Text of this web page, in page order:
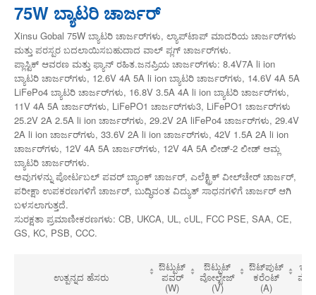
75W ಬ್ಯಾಟರಿ ಚಾರ್ಜರ್
Xinsu Gobal 75W ಬ್ಯಾಟರಿ ಚಾರ್ಜರ್‌ಗಳು, ಲ್ಯಾಪ್‌ಟಾಪ್ ಮಾದರಿಯ ಚಾರ್ಜರ್‌ಗಳು
ಮತ್ತು ಪರಸ್ಪರ ಬದಲಾಯಿಸಬಹುದಾದ ವಾಲ್ ಪ್ಲಗ್ ಚಾರ್ಜರ್‌ಗಳು.
ಪ್ಲಾಸ್ಟಿಕ್ ಆವರಣ ಮತ್ತು ಫ್ಯಾನ್ ರಹಿತ.ಜನಪ್ರಿಯ ಚಾರ್ಜರ್‌ಗಳು: 8.4V7A li ion
ಬ್ಯಾಟರಿ ಚಾರ್ಜರ್‌ಗಳು, 12.6V 4A 5A li ion ಬ್ಯಾಟರಿ ಚಾರ್ಜರ್‌ಗಳು, 14.6V 4A 5A
LiFePo4 ಬ್ಯಾಟರಿ ಚಾರ್ಜರ್‌ಗಳು, 16.8V 3.5A 4A li ion ಬ್ಯಾಟರಿ ಚಾರ್ಜರ್‌ಗಳು,
11V 4A 5A ಚಾರ್ಜರ್‌ಗಳು, LiFePO1 ಚಾರ್ಜರ್‌ಗಳು3, LiFePO1 ಚಾರ್ಜರ್‌ಗಳು
25.2V 2A 2.5A li ion ಚಾರ್ಜರ್‌ಗಳು, 29.2V 2A liFePo4 ಚಾರ್ಜರ್‌ಗಳು, 29.4V
2A li ion ಚಾರ್ಜರ್‌ಗಳು, 33.6V 2A li ion ಚಾರ್ಜರ್‌ಗಳು, 42V 1.5A 2A li ion
ಚಾರ್ಜರ್‌ಗಳು, 12V 4A 5A ಚಾರ್ಜರ್‌ಗಳು, 12V 4A 5A ಲೀಡ್-2 ಲೀಡ್ ಆಮ್ಲ
ಬ್ಯಾಟರಿ ಚಾರ್ಜರ್‌ಗಳು.
ಅವುಗಳನ್ನು ಪೋರ್ಟಬಲ್ ಪವರ್ ಬ್ಯಾಂಕ್ ಚಾರ್ಜರ್, ಎಲೆಕ್ಟ್ರಿಕ್ ವೀಲ್‌ಚೇರ್ ಚಾರ್ಜರ್,
ಪರೀಕ್ಷಾ ಉಪಕರಣಗಳಿಗೆ ಚಾರ್ಜರ್, ಬುದ್ಧಿವಂತ ವಿದ್ಯುತ್ ಸಾಧನಗಳಿಗೆ ಚಾರ್ಜರ್ ಆಗಿ
ಬಳಸಲಾಗುತ್ತದೆ.
ಸುರಕ್ಷತಾ ಪ್ರಮಾಣೀಕರಣಗಳು: CB, UKCA, UL, cUL, FCC PSE, SAA, CE,
GS, KC, PSB, CCC.
ಉತ್ಪನ್ನದ ಹೆಸರು
ಔಟ್ಪುಟ್
ಪವರ್
(W)
ಔಟ್ಪುಟ್
ವೋಲ್ಟೇಜ್
(V)
ಔಟ್‌ಪುಟ್
ಕರೆಂಟ್
(A)